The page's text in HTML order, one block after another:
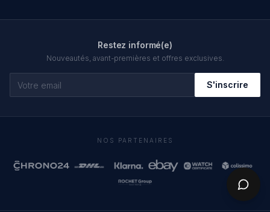
Restez informé(e)
Nouveautés, avant-premières et offres exclusives.
S'inscrire
NOS PARTENAIRES